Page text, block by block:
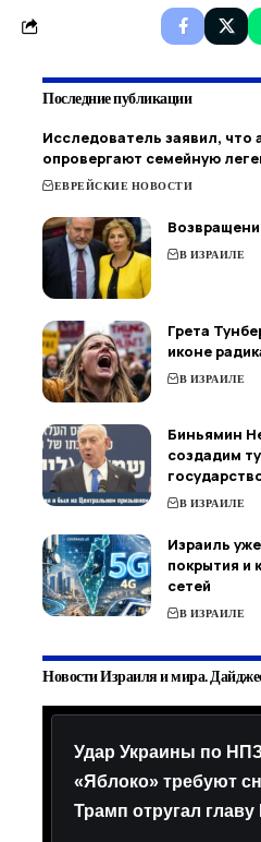
Последние публикации
Исследователь заявил, что
опровергают семейную
ЕВРЕЙСКИЕ НОВОСТИ
В ИЗРАИЛЕ
Грета
иконе
В ИЗРАИЛЕ
Биньямин
создадим
В ИЗРАИЛЕ
Израиль
покрытия и
сетей
В ИЗРАИЛЕ
Новости Израиля и мира.